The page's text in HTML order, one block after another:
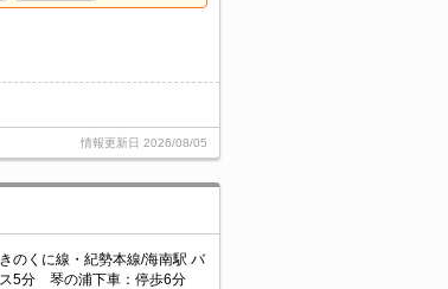
情報更新日 2026/08/05
きのくに線・紀勢本線/海南駅 バ
ス5分 琴の浦下車：停歩6分